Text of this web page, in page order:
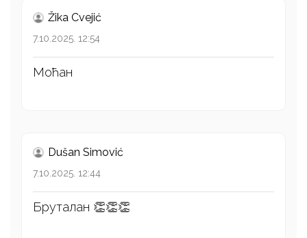
Žika Cvejić
7.10.2025. 12:54
Моћан
Dušan Simović
7.10.2025. 12:44
Бруталан 👏👏👏